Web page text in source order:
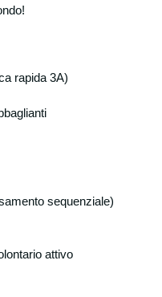
rapida 3A)
sequenziale)
attivo